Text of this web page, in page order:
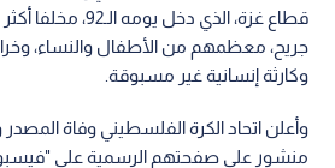
جريح، معظمهم من الأطفال والنساء، وخرابا
وكارثة إنسانية غير مسبوقة.
وأعلن اتحاد الكرة الفلسطيني وفاة
منشور على صفحتهم الرسمية على